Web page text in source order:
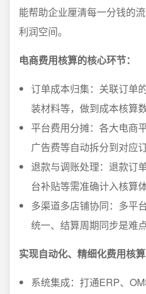
能帮助企业厘清每一分钱的
利润空间。
电商费用核算的核心环节：
订单成本归集：关联订单
装材料等，做到成本核算
平台费用分摊：各大电商
广告费等自动拆分到对应订
退款与调账处理：退款订
台补贴等需准确计入核算体
多渠道多店铺协同：多平
统一、结算周期同步是难点
实现自动化、精细化费用核算
系统集成：打通ERP、